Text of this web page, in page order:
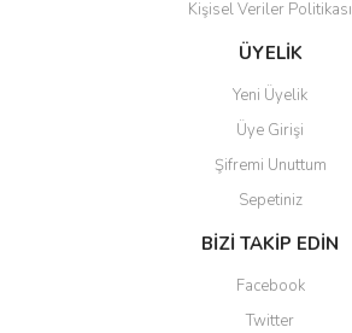
Gönder
Kişisel Veriler Politikası
ÜYELİK
Yeni Üyelik
Üye Girişi
Şifremi Unuttum
Sepetiniz
BİZİ TAKİP EDİN
Facebook
Twitter